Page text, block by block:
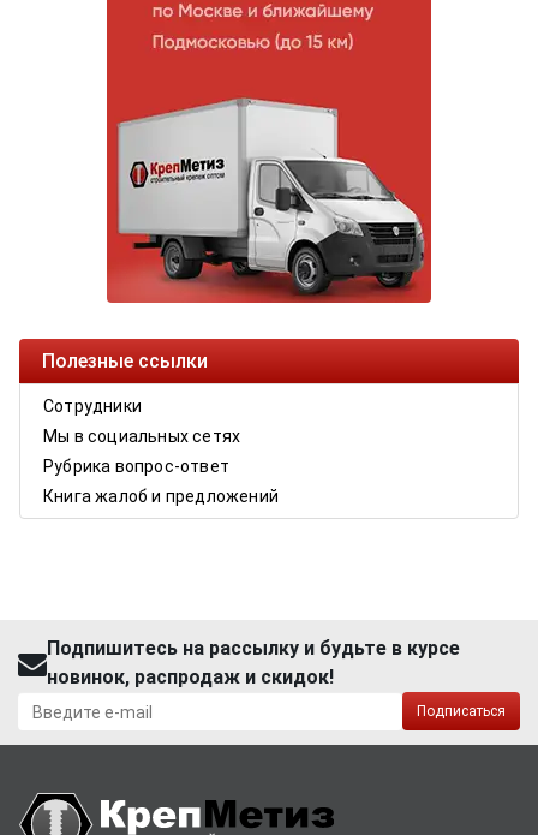
Полезные ссылки
Сотрудники
Мы в социальных сетях
Рубрика вопрос-ответ
Книга жалоб и предложений
Подпишитесь на рассылку и будьте в курсе
новинок, распродаж и скидок!
Подписаться